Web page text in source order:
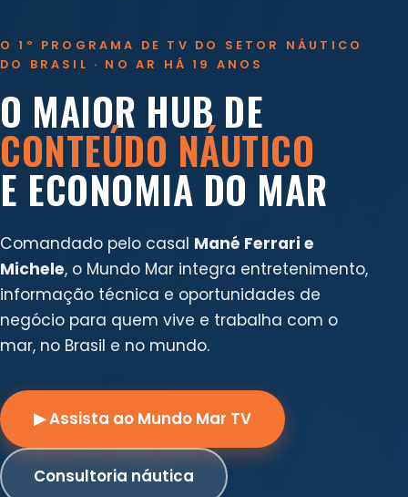
O 1º PROGRAMA DE TV DO SETOR NÁUTICO
DO BRASIL · NO AR HÁ 19 ANOS
O MAIOR HUB DE
CONTEÚDO NÁUTICO
E ECONOMIA DO MAR
Comandado pelo casal Mané Ferrari e
Michele, o Mundo Mar integra entretenimento,
informação técnica e oportunidades de
negócio para quem vive e trabalha com o
mar, no Brasil e no mundo.
▶ Assista ao Mundo Mar TV
Consultoria náutica